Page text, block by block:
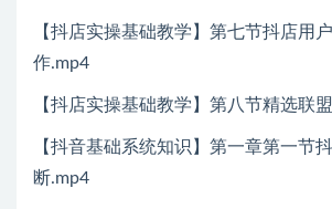
【抖店实操基础教学】第七节抖店用
作.mp4
【抖店实操基础教学】第八节精选联
【抖音基础系统知识】第一章第一节
断.mp4